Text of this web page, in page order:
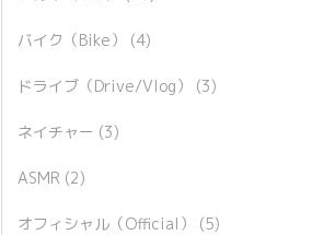
バイク（Bike） (4)
ドライブ（Drive/Vlog） (3)
ネイチャー (3)
ASMR (2)
オフィシャル（Official） (5)